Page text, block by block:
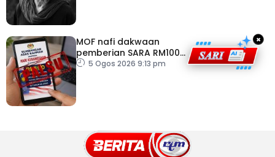
MOF nafi dakwaan
pemberian SARA RM100
sempena Hari
5 Ogos 2026 9:13 pm
×